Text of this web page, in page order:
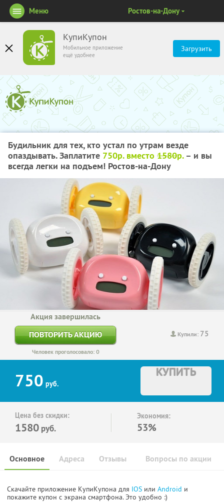
КупиКупон
Мобильное приложение
ещё удобнее
Загрузить
Меню Ростов-на-Дону
Будильник для тех, кто устал по утрам везде
опаздывать. Заплатите 750р. вместо 1580р.– и вы
всегда легки на подъем! Ростов-на-Дону
Купили: 75
Акция завершилась
ПОВТОРИТЬ АКЦИЮ
Человек проголосовало: 0
750 руб.
КУПИТЬ
Цена без скидки:
1580 руб.
Экономия:
53%
Основное Отзывы Вопросы по акции
Адреса
Скачайте приложение КупиКупона для IOS или Android и
покажите купон с экрана смартфона. Это удобно :)